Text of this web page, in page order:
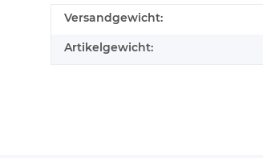
Versandgewicht:
Artikelgewicht: